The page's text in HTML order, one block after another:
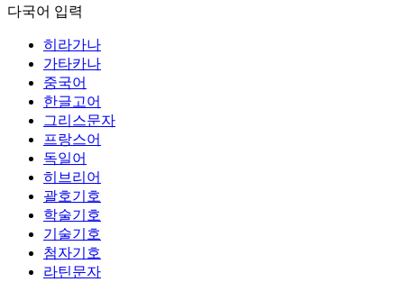
다국어 입력
히라가나
가타카나
중국어
한글고어
그리스문자
프랑스어
독일어
히브리어
괄호기호
학술기호
기술기호
첨자기호
라틴문자